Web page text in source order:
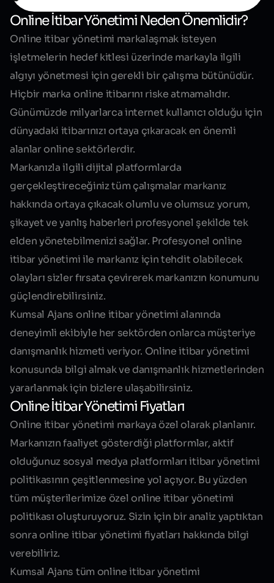
Online İtibar Yönetimi Neden Önemlidir?
Online itibar yönetimi markalaşmak isteyen
işletmelerin hedef kitlesi üzerinde markayla ilgili
algıyı yönetmesi için gerekli bir çalışma bütünüdür.
Hiçbir marka online itibarını riske atmamalıdır.
Günümüzde milyarlarca internet kullanıcı olduğu için
dünyadaki itibarınızı ortaya çıkaracak en önemli
alanlar online sektörlerdir.
Markanızla ilgili dijital platformlarda
gerçekleştireceğiniz tüm çalışmalar markanız
hakkında ortaya çıkacak olumlu ve olumsuz yorum,
şikayet ve yanlış haberleri profesyonel şekilde tek
elden yönetebilmenizi sağlar. Profesyonel online
itibar yönetimi ile markanız için tehdit olabilecek
olayları sizler fırsata çevirerekmarkanızın konumunu
güçlendirebilirsiniz.
Kumsal Ajans online itibar yönetimi alanında
deneyimli ekibiyle her sektörden onlarca müşteriye
danışmanlık hizmeti veriyor. Online itibar yönetimi
konusunda bilgi almak ve danışmanlık hizmetlerinden
yararlanmak için bizlere ulaşabilirsiniz.
Online İtibar Yönetimi Fiyatları
Online itibar yönetimi markaya özel olarak planlanır.
Markanızın faaliyet gösterdiği platformlar, aktif
olduğunuz sosyal medya platformları itibar yönetimi
politikasının çeşitlenmesine yol açıyor. Bu yüzden
tüm müşterilerimize özel online itibar yönetimi
politikası oluşturuyoruz. Sizin için bir analiz yaptıktan
sonra online itibar yönetimi fiyatları hakkında bilgi
verebiliriz.
Kumsal Ajans tüm online itibar yönetimi